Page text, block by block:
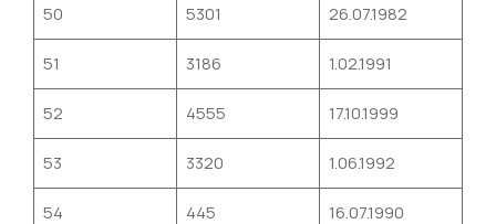
50 5301 26.07.1982
51 3186 1.02.1991
52 4555 17.10.1999
53 3320 1.06.1992
54 445 16.07.1990